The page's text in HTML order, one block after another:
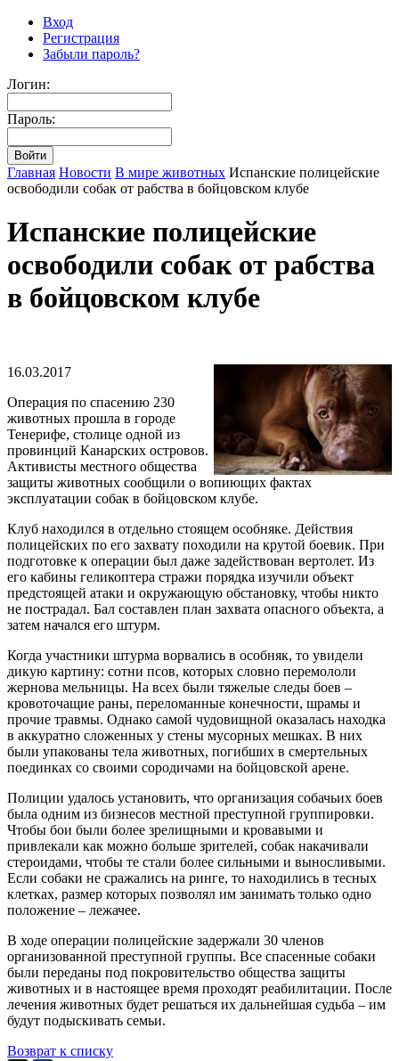
Вход
Регистрация
Забыли пароль?
Логин:
Пароль:
Главная Новости В мире животных Испанские полицейские
освободили собак от рабства в бойцовском клубе
Испанские полицейские
освободили собак от рабства
в бойцовском клубе
16.03.2017
Операция по спасению 230
животных прошла в городе
Тенерифе, столице одной из
провинций Канарских островов.
Активисты местного общества
защиты животных сообщили о вопиющих фактах
эксплуатации собак в бойцовском клубе.
Клуб находился в отдельно стоящем особняке. Действия
полицейских по его захвату походили на крутой боевик. При
подготовке к операции был даже задействован вертолет. Из
его кабины геликоптера стражи порядка изучили объект
предстоящей атаки и окружающую обстановку, чтобы никто
не пострадал. Бал составлен план захвата опасного объекта, а
затем начался его штурм.
Когда участники штурма ворвались в особняк, то увидели
дикую картину: сотни псов, которых словно перемололи
жернова мельницы. На всех были тяжелые следы боев –
кровоточащие раны, переломанные конечности, шрамы и
прочие травмы. Однако самой чудовищной оказалась находка
в аккуратно сложенных у стены мусорных мешках. В них
были упакованы тела животных, погибших в смертельных
поединках со своими сородичами на бойцовской арене.
Полиции удалось установить, что организация собачьих боев
была одним из бизнесов местной преступной группировки.
Чтобы бои были более зрелищными и кровавыми и
привлекали как можно больше зрителей, собак накачивали
стероидами, чтобы те стали более сильными и выносливыми.
Если собаки не сражались на ринге, то находились в тесных
клетках, размер которых позволял им занимать только одно
положение – лежачее.
В ходе операции полицейские задержали 30 членов
организованной преступной группы. Все спасенные собаки
были переданы под покровительство общества защиты
животных и в настоящее время проходят реабилитации. После
лечения животных будет решаться их дальнейшая судьба – им
будут подыскивать семьи.
Возврат к списку